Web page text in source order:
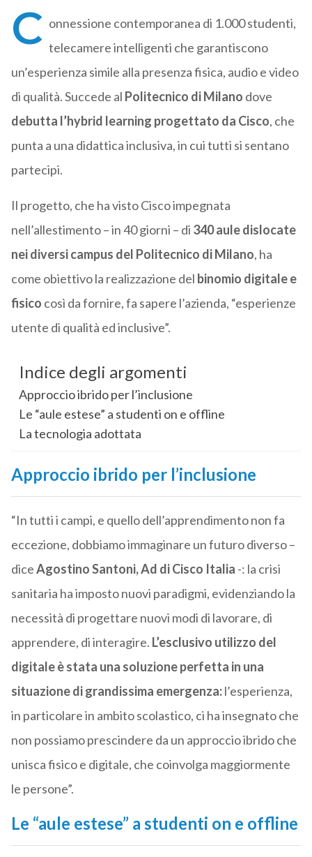
C onnessione contemporanea di 1.000 studenti,
telecamere intelligenti che garantiscono
un’esperienza simile alla presenza fisica, audio e video
di qualità. Succede al Politecnico di Milano dove
debutta l’hybrid learning progettato da Cisco, che
punta a una didattica inclusiva, in cui tutti si sentano
partecipi.
Il progetto, che ha visto Cisco impegnata
nell’allestimento – in 40 giorni – di 340 aule dislocate
nei diversi campus del Politecnico di Milano, ha
come obiettivo la realizzazione del binomio digitale e
fisico così da fornire, fa sapere l’azienda, “esperienze
utente di qualità ed inclusive”.
Indice degli argomenti
Approccio ibrido per l’inclusione
Le “aule estese” a studenti on e offline
La tecnologia adottata
Approccio ibrido per l’inclusione
“In tutti i campi, e quello dell’apprendimento non fa
eccezione, dobbiamo immaginare un futuro diverso –
diceAgostino Santoni, Ad di Cisco Italia -: la crisi
sanitaria ha imposto nuovi paradigmi, evidenziando la
necessità di progettare nuovi modi di lavorare, di
apprendere, di interagire. L’esclusivo utilizzo del
digitale è stata una soluzione perfetta in una
situazione di grandissima emergenza:l’esperienza,
in particolare in ambito scolastico, ci ha insegnato che
non possiamo prescindere da un approccio ibrido che
unisca fisico e digitale, che coinvolga maggiormente
le persone”.
Le “aule estese” a studenti on e offline